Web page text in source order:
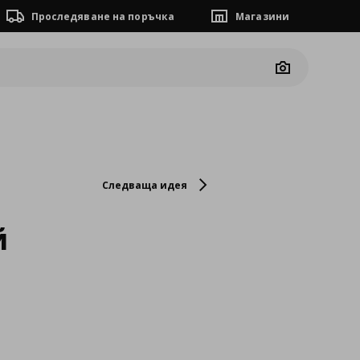
Проследяване на поръчка Магазини
Camera
Следваща идея